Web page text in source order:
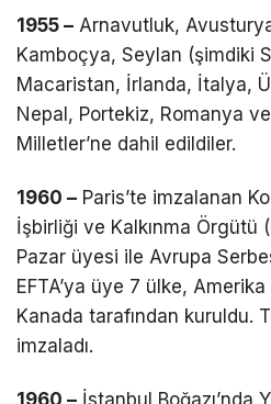
1955 – Arnavutluk,
Kamboçya, Seylan (şimdiki
Macaristan, İrlanda, İtalya,
Nepal, Portekiz, Romanya
Milletler’ne dahil edildiler.
1960 – Paris’te imzalanan
İşbirliği ve Kalkınma Örgütü
Pazar üyesi ile Avrupa
EFTA’ya üye 7 ülke,
Kanada tarafından kuruldu.
imzaladı.